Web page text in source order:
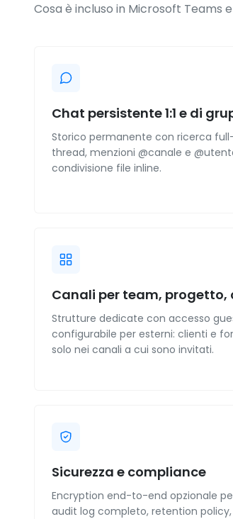
Cosa è incluso in Microsoft Teams
Chat persistente 1:1 e di
Storico permanente con ricerca
thread, menzioni @canale e
condivisione file inline.
Canali per team, progetto,
Strutture dedicate con accesso
configurabile per esterni: clienti e
solo nei canali a cui sono invitati.
Sicurezza e compliance
Encryption end-to-end opzionale per
audit log completo, retention